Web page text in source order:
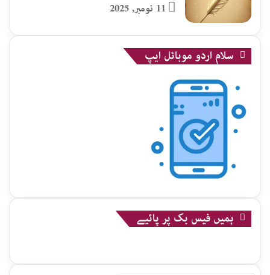
11 نومبر, 2025
سلام اردو موبائل ایپ
ہمیں فیس بک پر پائیے